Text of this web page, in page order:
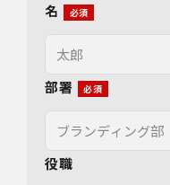
名
部署
役職